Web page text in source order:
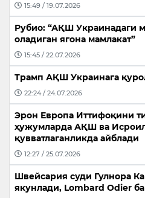
15:49 / 19.07.2026
Рубио: “АҚШ Украинадаги
оладиган ягона мамлакат”
15:45 / 22.07.2026
Трамп АҚШ Украинага
22:24 / 24.07.2026
Эрон Европа Иттифоқини
ҳужумларда АҚШ ва
қувватлаганликда айблади
12:27 / 25.07.2026
Швейсария суди Гулнора
якунлади, Lombard Odier